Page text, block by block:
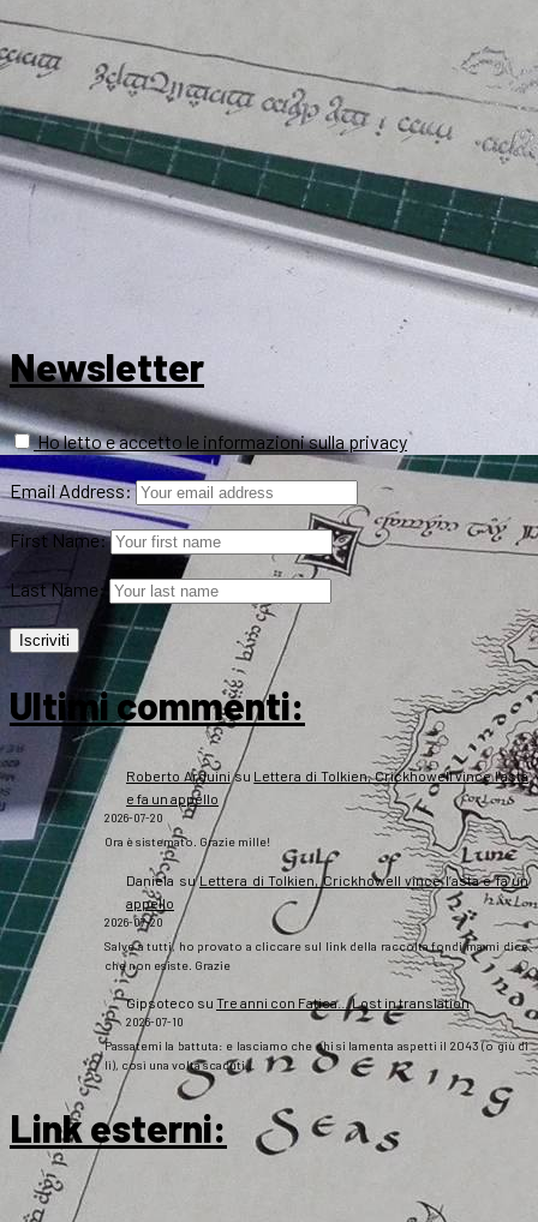
Newsletter
Ho letto e accetto le informazioni sulla privacy
Email Address:
First Name:
Last Name:
Ultimi commenti:
Roberto Arduinisu Lettera di Tolkien, Crickhowell vince l’asta
e fa un appello
2026-07-20
Ora è sistemato. Grazie mille!
Daniela suLettera di Tolkien, Crickhowell vince l’asta e fa un
appello
2026-07-20
Salve a tutti, ho provato a cliccare sul link della raccolta fondi ma mi dice
che non esiste. Grazie
Gipsoteco su Tre anni con Fatica… Lost in translation
2026-07-10
Passatemi la battuta: e lasciamo che chi si lamenta aspetti il 2043 (o giù di
lì), così una volta scaduti…
Link esterni: